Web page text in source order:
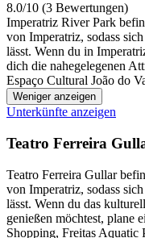
8.0/10 (3 Bewertungen)
Imperatriz River Park
von Imperatriz, sodass
lässt. Wenn du in
dich die nahegelegenen
Espaço Cultural João do
Weniger anzeigen
Unterkünfte anzeigen
Teatro Ferreira
Teatro Ferreira Gullar
von Imperatriz, sodass
lässt. Wenn du das
genießen möchtest, plane
Shopping, Freitas Aquatic